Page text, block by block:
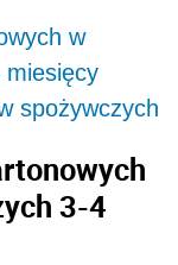
w
miesięcy
spożywczych
3-4